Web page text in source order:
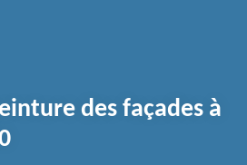
des façades à